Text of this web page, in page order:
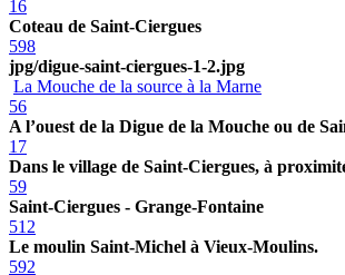
16
Coteau de Saint-Ciergues
598
jpg/digue-saint-ciergues-1-2.jpg
La Mouche de la source à la Marne
56
A l’ouest de la Digue de la Mouche ou de
17
Dans le village de Saint-Ciergues, à
59
Saint-Ciergues - Grange-Fontaine
512
Le moulin Saint-Michel à Vieux-Moulins.
592